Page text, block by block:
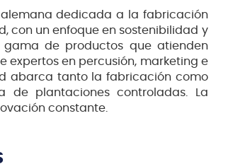
dedicada a la fabricación
con un enfoque en sostenibilidad y
de productos que atienden
expertos en percusión, marketing e
abarca tanto la fabricación como
de plantaciones controladas. La
constante.